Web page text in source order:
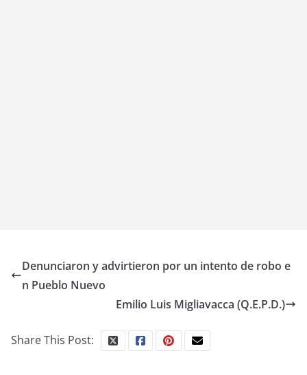
Denunciaron y advirtieron por un intento de robo e
n Pueblo Nuevo
Emilio Luis Migliavacca (Q.E.P.D.)
Share This Post: